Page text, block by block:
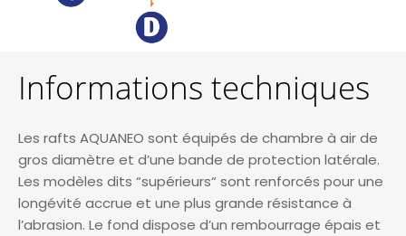
Informations techniques
Les rafts AQUANEO sont équipés de chambre à air de
gros diamètre et d’une bande de protection latérale.
Les modèles dits “supérieurs“ sont renforcés pour une
longévité accrue et une plus grande résistance à
l’abrasion. Le fond dispose d’un rembourrage épais et